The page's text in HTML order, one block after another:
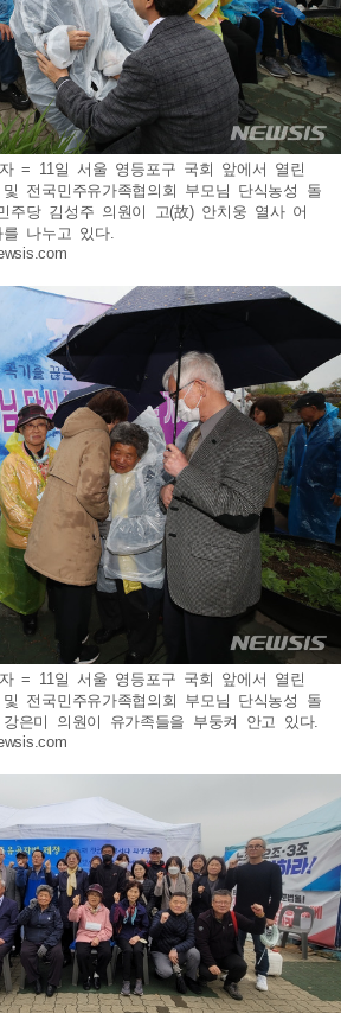
= 11일 서울 영등포구 국회 앞에서 열린
전국민주유가족협의회 부모님 단식농성 돌
주당 김성주 의원이 고(故) 안치웅 열사 어
나누고 있다.
= 11일 서울 영등포구 국회 앞에서 열린
전국민주유가족협의회 부모님 단식농성 돌
은미 의원이 유가족들을 부둥켜 안고 있다.